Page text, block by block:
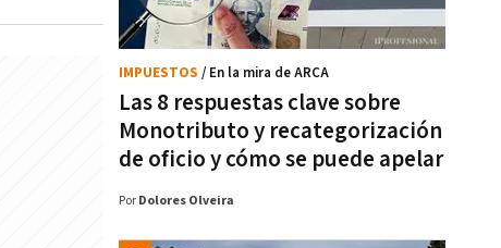
Las 8 respuestas clave sobre
Monotributo y recategorización
de oficio y cómo se puede apelar
IMPUESTOS / En la mira de ARCA
Por Dolores Olveira